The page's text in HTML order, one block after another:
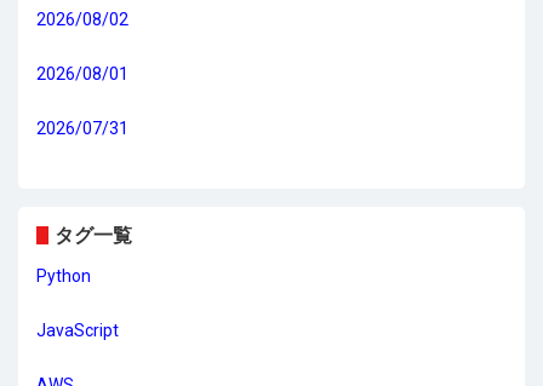
2026/08/02
2026/08/01
2026/07/31
タグ一覧
Python
JavaScript